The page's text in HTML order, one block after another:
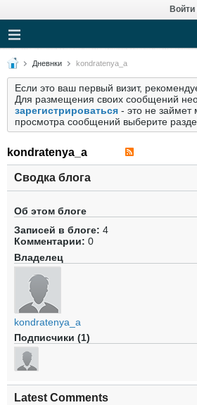
Войти
Дневнки kondratenya_a
Если это ваш первый визит,
Для размещения своих сообщений
зарегистрироваться - это не займет
просмотра сообщений выберите
kondratenya_a
Сводка блога
Об этом блоге
Записей в блоге: 4
Комментарии: 0
Владелец
kondratenya_a
Подписчики (1)
Latest Comments